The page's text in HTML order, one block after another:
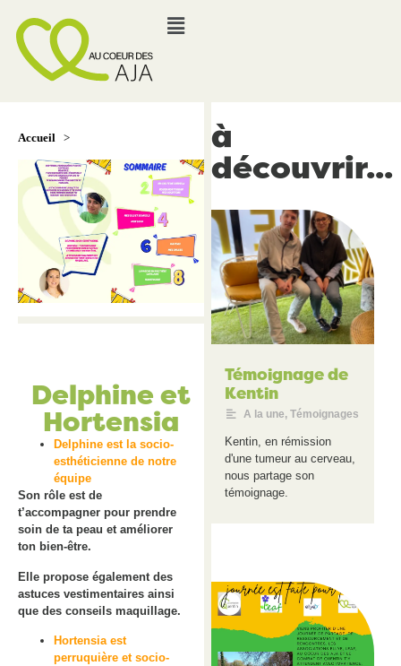
Accueil >
Delphine et
Hortensia
Delphine est la socio-
esthéticienne de notre
équipe
Son rôle est de
t’accompagner pour prendre
soin de ta peau et améliorer
ton bien-être.
Elle propose également des
astuces vestimentaires ainsi
que des conseils maquillage.
Hortensia est
perruquière et socio-
à
découvrir...
Témoignage de
Kentin
A la une,Témoignages
Kentin, en rémission
d'une tumeur au cerveau,
nous partage son
témoignage.